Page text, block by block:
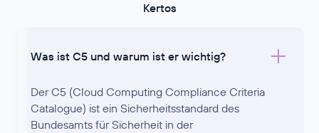
Kertos
Was ist C5 und warum ist er wichtig?
Der C5 (Cloud Computing Compliance Criteria
Catalogue) ist ein Sicherheitsstandard des
Bundesamts für Sicherheit in der